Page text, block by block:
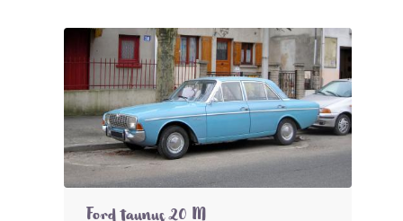
Ford taunus 20 M